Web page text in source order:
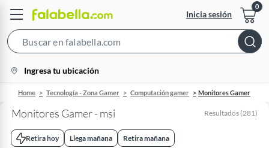
Inicia sesión
Bar
location-
icon
Ingresa tu ubicación
Home Tecnología - Zona Gamer Computación gamer Monitores Gamer
Monitores Gamer - msi Resultados (281)
Retira hoy Llega mañana Retira mañana